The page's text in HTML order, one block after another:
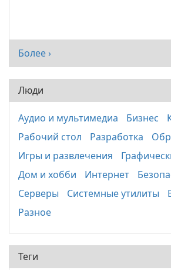
Более ›
Люди
Аудио и мультимедиа Бизнес
Рабочий стол
Разработка
Игры и развлечения
Дом и хобби
Интернет
Серверы
Системные утилиты
Разное
Теги